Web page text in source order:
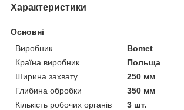
Характеристики
Основні
Виробник
Bomet
Країна виробник
Польща
Ширина захвату
250 мм
Глибина обробки
350 мм
Кількість робочих органів
3 шт.